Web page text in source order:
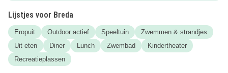
Lijstjes voor Breda
Eropuit Outdoor actief Speeltuin
Zwemmen & strandjes
Uit eten
Diner Lunch Zwembad
Kindertheater
Recreatieplassen